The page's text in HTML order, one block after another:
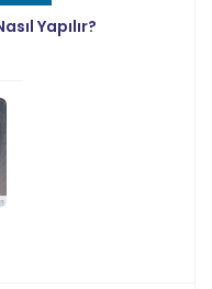
Yapılır?